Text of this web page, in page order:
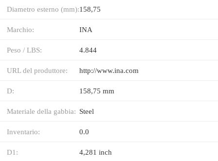
Diametro esterno (mm):158,75
Marchio: INA
Peso / LBS: 4.844
URL del produttore: http://www.ina.com
D: 158,75 mm
Materiale della gabbia: Steel
Inventario: 0.0
D1: 4,281 inch